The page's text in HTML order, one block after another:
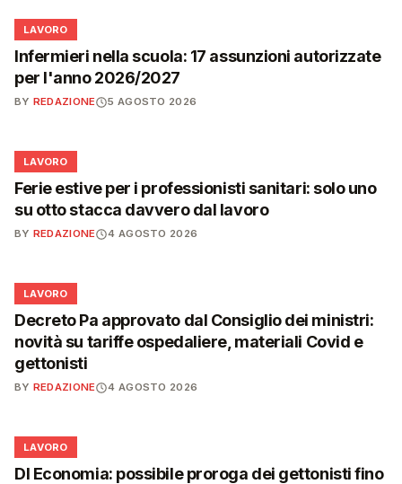
💼
LAVORO
Infermieri nella scuola: 17 assunzioni autorizzate
per l'anno 2026/2027
BY REDAZIONE 5 AGOSTO 2026
💼
LAVORO
Ferie estive per i professionisti sanitari: solo uno
su otto stacca davvero dal lavoro
BY REDAZIONE 4 AGOSTO 2026
💼
LAVORO
Decreto Pa approvato dal Consiglio dei ministri:
novità su tariffe ospedaliere, materiali Covid e
gettonisti
BY REDAZIONE 4 AGOSTO 2026
💼
LAVORO
Dl Economia: possibile proroga dei gettonisti fino